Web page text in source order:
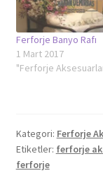
Ferforje Banyo Rafı
1 Mart 2017
"Ferforje
Kategori: Ferforje
Etiketler: ferforje
ferforje